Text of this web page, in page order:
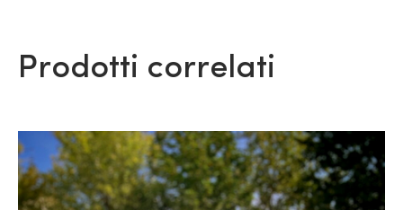
Prodotti correlati